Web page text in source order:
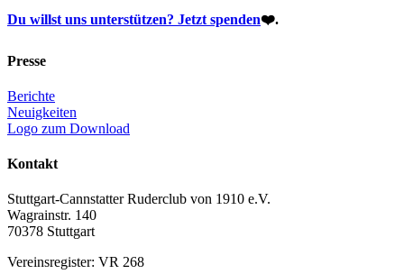
Du willst uns unterstützen? Jetzt spenden❤️.
Presse
Berichte
Neuigkeiten
Logo zum Download
Kontakt
Stuttgart-Cannstatter Ruderclub von 1910 e.V.
Wagrainstr. 140
70378 Stuttgart
Vereinsregister: VR 268